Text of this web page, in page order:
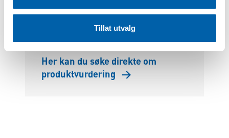
Tillat utvalg
Maja Aas - maja.aas@naaf.no
Her kan du søke direkte om
produktvurdering
→